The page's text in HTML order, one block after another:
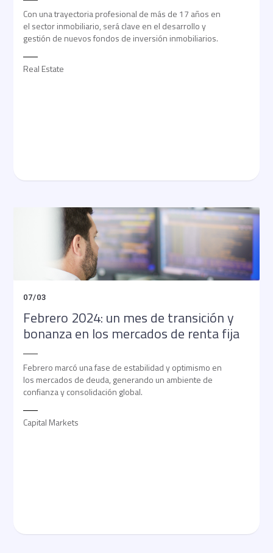
Con una trayectoria profesional de más de 17 años en
el sector inmobiliario, será clave en el desarrollo y
gestión de nuevos fondos de inversión inmobiliarios.
Real Estate
07/03
Febrero 2024: un mes de transición y
bonanza en los mercados de renta fija
Febrero marcó una fase de estabilidad y optimismo en
los mercados de deuda, generando un ambiente de
confianza y consolidación global.
Capital Markets